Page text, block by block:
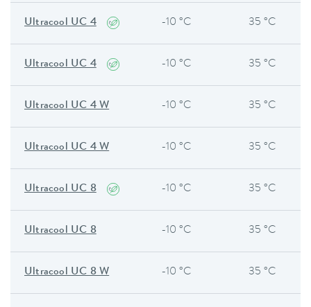
Ultracool UC 4 -10 °C 35 °C
Ultracool UC 4 -10 °C 35 °C
Ultracool UC 4 W -10 °C 35 °C
Ultracool UC 4 W -10 °C 35 °C
Ultracool UC 8 -10 °C 35 °C
Ultracool UC 8 -10 °C 35 °C
Ultracool UC 8 W -10 °C 35 °C